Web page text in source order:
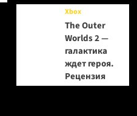
Xbox
The Outer
Worlds 2 —
галактика
ждет героя.
Рецензия